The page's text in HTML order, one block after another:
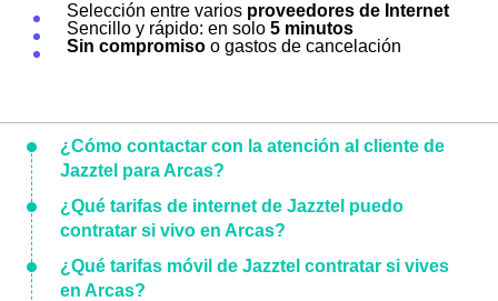
Selección entre varios proveedores de Internet
Sencillo y rápido: en solo 5 minutos
Sin compromiso o gastos de cancelación
¿Cómo contactar con la atención al cliente de
Jazztel para Arcas?
¿Qué tarifas de internet de Jazztel puedo
contratar si vivo en Arcas?
¿Qué tarifas móvil de Jazztel contratar si vives
en Arcas?